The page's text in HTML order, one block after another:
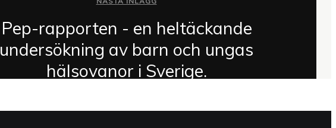
Pep-rapporten - en heltäckande
undersökning av barn och ungas
hälsovanor i Sverige.